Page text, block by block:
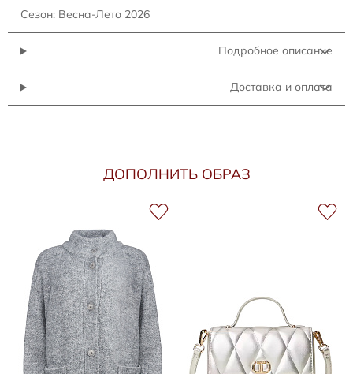
Сезон: Весна-Лето 2026
Подробное описание
Доставка и оплата
ДОПОЛНИТЬ ОБРАЗ